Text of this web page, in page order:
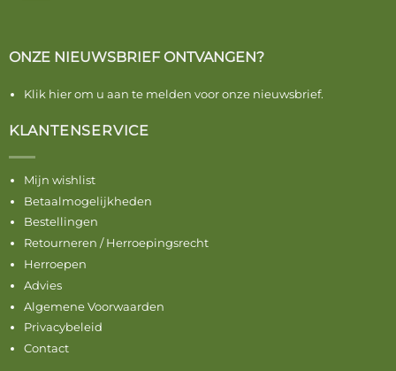
ONZE NIEUWSBRIEF ONTVANGEN?
Klik hier om u aan te melden voor onze nieuwsbrief.
KLANTENSERVICE
Mijn wishlist
Betaalmogelijkheden
Bestellingen
Retourneren / Herroepingsrecht
Herroepen
Advies
Algemene Voorwaarden
Privacybeleid
Contact